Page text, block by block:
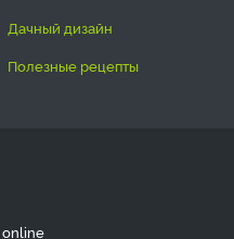
дачный дизайн
полезные рецепты
online